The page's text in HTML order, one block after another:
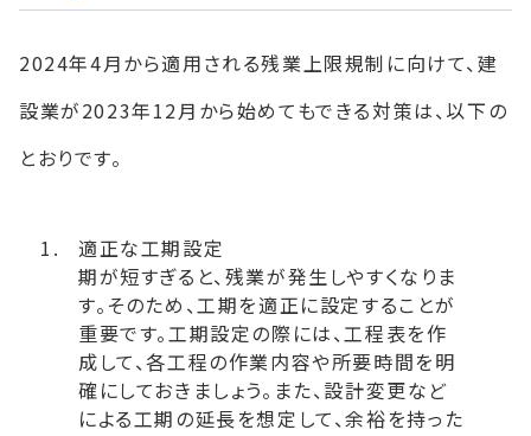
2024年4月から適用される残業上限規制に向けて、建
設業が2023年12月から始めてもできる対策は、以下の
とおりです。
適正な工期設定
期が短すぎると、残業が発生しやすくなりま
す。そのため、工期を適正に設定することが
重要です。工期設定の際には、工程表を作
成して、各工程の作業内容や所要時間を明
確にしておきましょう。また、設計変更など
による工期の延長を想定して、余裕を持った